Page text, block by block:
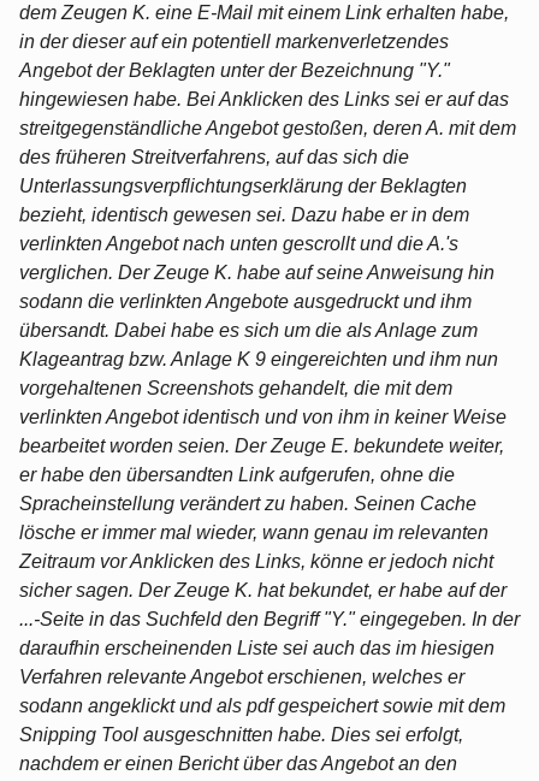
dem Zeugen K. eine E-Mail mit einem Link erhalten habe,
in der dieser auf ein potentiell markenverletzendes
Angebot der Beklagten unter der Bezeichnung "Y."
hingewiesen habe. Bei Anklicken des Links sei er auf das
streitgegenständliche Angebot gestoßen, deren A. mit dem
des früheren Streitverfahrens, auf das sich die
Unterlassungsverpflichtungserklärung der Beklagten
bezieht, identisch gewesen sei. Dazu habe er in dem
verlinkten Angebot nach unten gescrollt und die A.'s
verglichen. Der Zeuge K. habe auf seine Anweisung hin
sodann die verlinkten Angebote ausgedruckt und ihm
übersandt. Dabei habe es sich um die als Anlage zum
Klageantrag bzw. Anlage K 9 eingereichten und ihm nun
vorgehaltenen Screenshots gehandelt, die mit dem
verlinkten Angebot identisch und von ihm in keiner Weise
bearbeitet worden seien. Der Zeuge E. bekundete weiter,
er habe den übersandten Link aufgerufen, ohne die
Spracheinstellung verändert zu haben. Seinen Cache
lösche er immer mal wieder, wann genau im relevanten
Zeitraum vor Anklicken des Links, könne er jedoch nicht
sicher sagen. Der Zeuge K. hat bekundet, er habe auf der
...-Seite in das Suchfeld den Begriff "Y." eingegeben. In der
daraufhin erscheinenden Liste sei auch das im hiesigen
Verfahren relevante Angebot erschienen, welches er
sodann angeklickt und als pdf gespeichert sowie mit dem
Snipping Tool ausgeschnitten habe. Dies sei erfolgt,
nachdem er einen Bericht über das Angebot an den